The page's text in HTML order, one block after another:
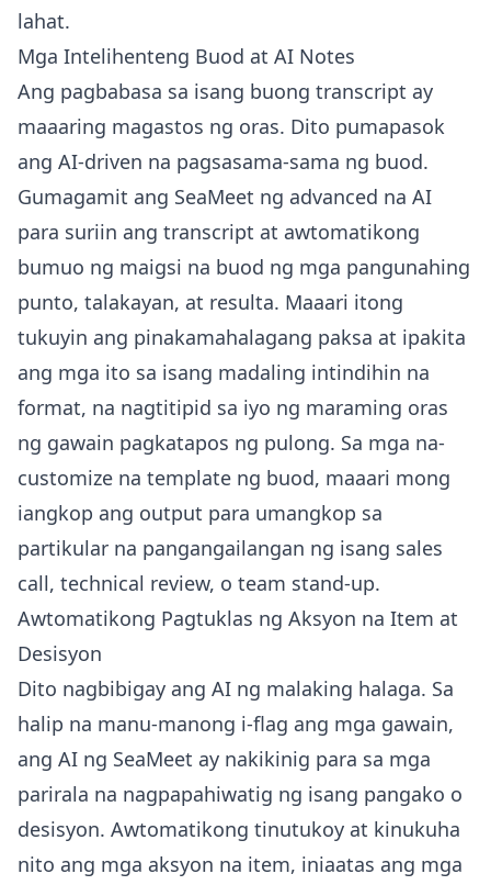
lahat.
Mga Intelihenteng Buod at AI Notes
Ang pagbabasa sa isang buong transcript ay
maaaring magastos ng oras. Dito pumapasok
ang AI-driven na pagsasama-sama ng buod.
Gumagamit ang SeaMeet ng advanced na AI
para suriin ang transcript at awtomatikong
bumuo ng maigsi na buod ng mga pangunahing
punto, talakayan, at resulta. Maaari itong
tukuyin ang pinakamahalagang paksa at ipakita
ang mga ito sa isang madaling intindihin na
format, na nagtitipid sa iyo ng maraming oras
ng gawain pagkatapos ng pulong. Sa mga na-
customize na template ng buod, maaari mong
iangkop ang output para umangkop sa
partikular na pangangailangan ng isang sales
call, technical review, o team stand-up.
Awtomatikong Pagtuklas ng Aksyon na Item at
Desisyon
Dito nagbibigay ang AI ng malaking halaga. Sa
halip na manu-manong i-flag ang mga gawain,
ang AI ng SeaMeet ay nakikinig para sa mga
parirala na nagpapahiwatig ng isang pangako o
desisyon. Awtomatikong tinutukoy at kinukuha
nito ang mga aksyon na item, iniaatas ang mga